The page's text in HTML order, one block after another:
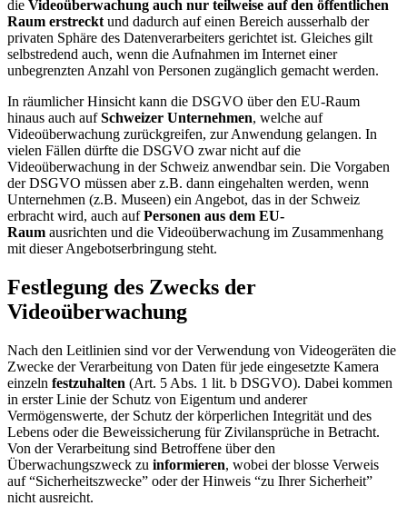
die Videoüberwachung auch nur teilweise auf den öffentlichen
Raum erstreckt und dadurch auf einen Bereich ausserhalb der
privaten Sphäre des Datenverarbeiters gerichtet ist. Gleiches gilt
selbstredend auch, wenn die Aufnahmen im Internet einer
unbegrenzten Anzahl von Personen zugänglich gemacht werden.
In räumlicher Hinsicht kann die DSGVO über den EU-Raum
hinaus auch aufSchweizer Unternehmen, welche auf
Videoüberwachung zurückgreifen, zur Anwendung gelangen. In
vielen Fällen dürfte die DSGVO zwar nicht auf die
Videoüberwachung in der Schweiz anwendbar sein. Die Vorgaben
der DSGVO müssen aber z.B. dann eingehalten werden, wenn
Unternehmen (z.B. Museen) ein Angebot, das in der Schweiz
erbracht wird, auch aufPersonen aus dem EU-
Raum ausrichten und die Videoüberwachung im Zusammenhang
mit dieser Angebotserbringung steht.
Festlegung des Zwecks der
Videoüberwachung
Nach den Leitlinien sind vor der Verwendung von Videogeräten die
Zwecke der Verarbeitung von Daten für jede eingesetzte Kamera
einzeln festzuhalten (Art. 5 Abs. 1 lit. b DSGVO). Dabei kommen
in erster Linie der Schutz von Eigentum und anderer
Vermögenswerte, der Schutz der körperlichen Integrität und des
Lebens oder die Beweissicherung für Zivilansprüche in Betracht.
Von der Verarbeitung sind Betroffene über den
Überwachungszweck zu informieren, wobei der blosse Verweis
auf “Sicherheitszwecke” oder der Hinweis “zu Ihrer Sicherheit”
nicht ausreicht.